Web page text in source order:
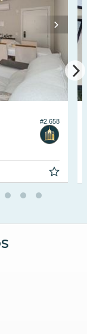
#2.658